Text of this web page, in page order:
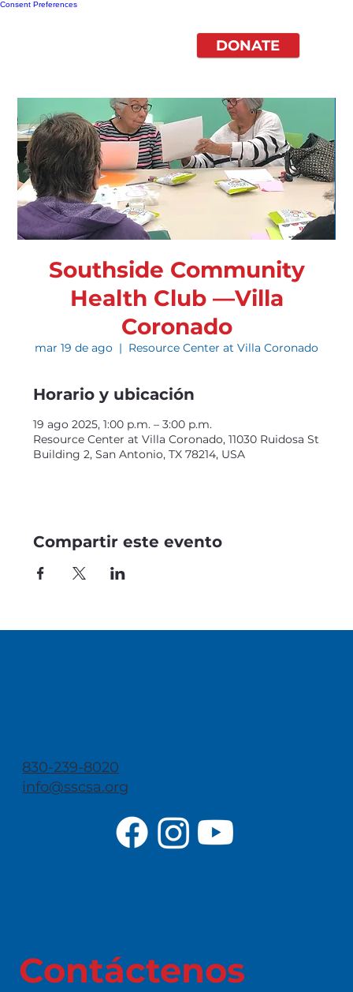
Consent Preferences
DONATE
Southside Community
Health Club —Villa
Coronado
mar 19 de ago
  |
Resource Center at Villa Coronado
Horario y ubicación
19 ago 2025, 1:00 p.m. – 3:00 p.m.
Resource Center at Villa Coronado, 11030 Ruidosa St
Building 2, San Antonio, TX 78214, USA
Compartir este evento
830-239-8020
info@sscsa.org
Contáctenos